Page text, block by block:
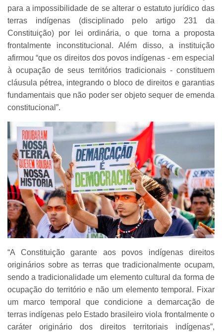
para a impossibilidade de se alterar o estatuto jurídico das
terras indígenas (disciplinado pelo artigo 231 da
Constituição) por lei ordinária, o que torna a proposta
frontalmente inconstitucional. Além disso, a instituição
afirmou “que os direitos dos povos indígenas - em especial
à ocupação de seus territórios tradicionais - constituem
cláusula pétrea, integrando o bloco de direitos e garantias
fundamentais que não poder ser objeto sequer de emenda
constitucional”.
“A Constituição garante aos povos indígenas direitos
originários sobre as terras que tradicionalmente ocupam,
sendo a tradicionalidade um elemento cultural da forma de
ocupação do território e não um elemento temporal. Fixar
um marco temporal que condicione a demarcação de
terras indígenas pelo Estado brasileiro viola frontalmente o
caráter originário dos direitos territoriais indígenas”,